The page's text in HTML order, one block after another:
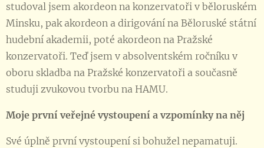
studoval jsem akordeon na konzervatoři v běloruském
Minsku, pak akordeon a dirigování na Běloruské státní
hudební akademii, poté akordeon na Pražské
konzervatoři. Teď jsem v absolventském ročníku v
oboru skladba na Pražské konzervatoři a současně
studuji zvukovou tvorbu na HAMU.
Moje první veřejné vystoupení a vzpomínky na něj
Své úplně první vystoupení si bohužel nepamatuji.